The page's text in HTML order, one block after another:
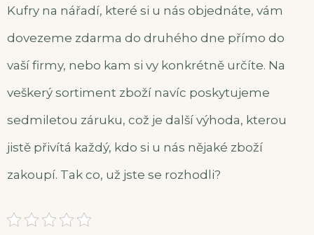
Kufry na nářadí, které si u nás objednáte, vám
dovezeme zdarma do druhého dne přímo do
vaší firmy, nebo kam si vy konkrétně určíte. Na
veškerý sortiment zboží navíc poskytujeme
sedmiletou záruku, což je další výhoda, kterou
jistě přivítá každý, kdo si u nás nějaké zboží
zakoupí. Tak co, už jste se rozhodli?